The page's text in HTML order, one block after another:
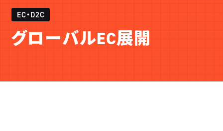
EC・D2C
グローバルEC展開